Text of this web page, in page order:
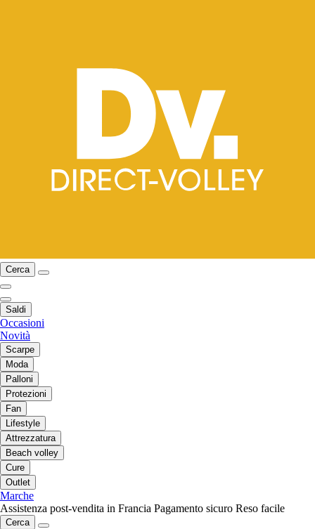
Cerca
Saldi
Occasioni
Novità
Scarpe
Moda
Palloni
Protezioni
Fan
Lifestyle
Attrezzatura
Beach volley
Cure
Outlet
Marche
Assistenza post-vendita in Francia Pagamento sicuro Reso facile
Cerca